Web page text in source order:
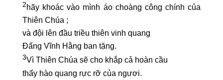
2hãy khoác vào mình áo choàng công chính của
Thiên Chúa ;
và đội lên đầu triều thiên vinh quang
Đấng Vĩnh Hằng ban tặng.
3Vì Thiên Chúa sẽ cho khắp cả hoàn cầu
thấy hào quang rực rỡ của ngươi.